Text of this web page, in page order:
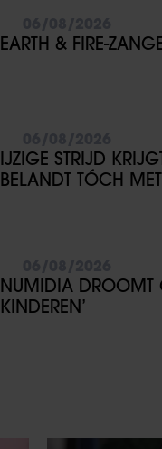
EARTH & FIRE-
IJZIGE STRIJD
BELANDT TÓCH
NUMIDIA DROOMT
KINDEREN’